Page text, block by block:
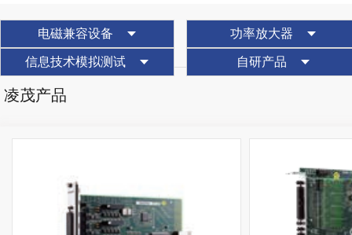
电磁兼容设备 功率放大器
信息技术模拟测试 自研产品
凌茂产品